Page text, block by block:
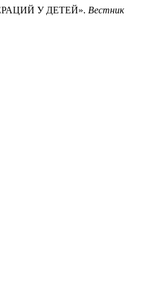
У ДЕТЕЙ». Вестник